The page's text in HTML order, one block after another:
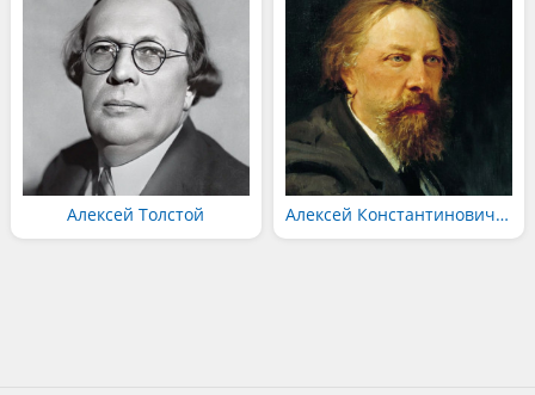
Алексей Толстой Алексей Константинович Толстой